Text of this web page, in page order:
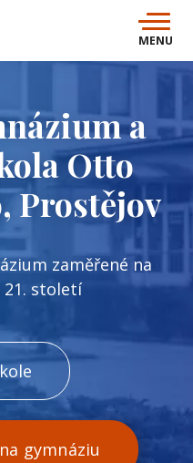
MENU
a
Otto
Prostějov
zaměřené na
21. století
gymnáziu